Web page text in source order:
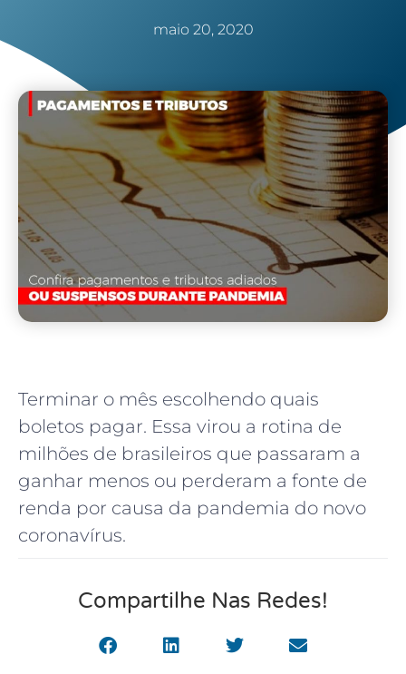
maio 20, 2020
Terminar o mês escolhendo quais
boletos pagar. Essa virou a rotina de
milhões de brasileiros que passaram a
ganhar menos ou perderam a fonte de
renda por causa da pandemia do novo
coronavírus.
Compartilhe Nas Redes!